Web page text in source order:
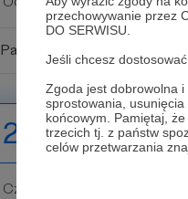
przechowywanie przez
DO SERWISU.
Jeśli chcesz
Zgoda jest dobrowolna i
sprostowania,
końcowym. Pamiętaj,
trzecich tj. z państw
celów przetwarzania
Patroni: 0
20 zł miesięcznie
Czytaj więcej! Dzięki, że